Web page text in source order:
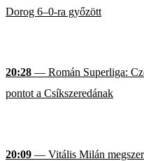
Dorog 6–0-ra győzött
20:28 — Román Superliga:
pontot a Csíkszeredának
20:09 — Vitális Milán